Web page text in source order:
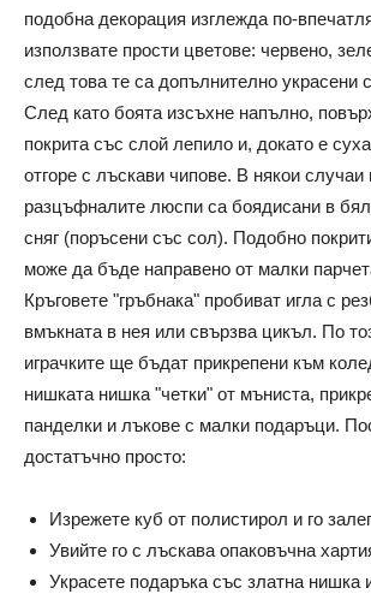
подобна декорация изглежда по-
използвате прости цветове: червено,
след това те са допълнително украсени
След като боята изсъхне напълно,
покрита със слой лепило и, докато е
отгоре с лъскави чипове. В някои случаи
разцъфналите люспи са боядисани в
сняг (поръсени със сол). Подобно
може да бъде направено от малки
Кръговете "гръбнака" пробиват игла с
вмъкната в нея или свързва цикъл. По
играчките ще бъдат прикрепени към
нишката нишка "четки" от мъниста,
панделки и лъкове с малки подаръци.
достатъчно просто:
Изрежете куб от полистирол и го
Увийте го с лъскава опаковъчна
Украсете подаръка със златна нишка